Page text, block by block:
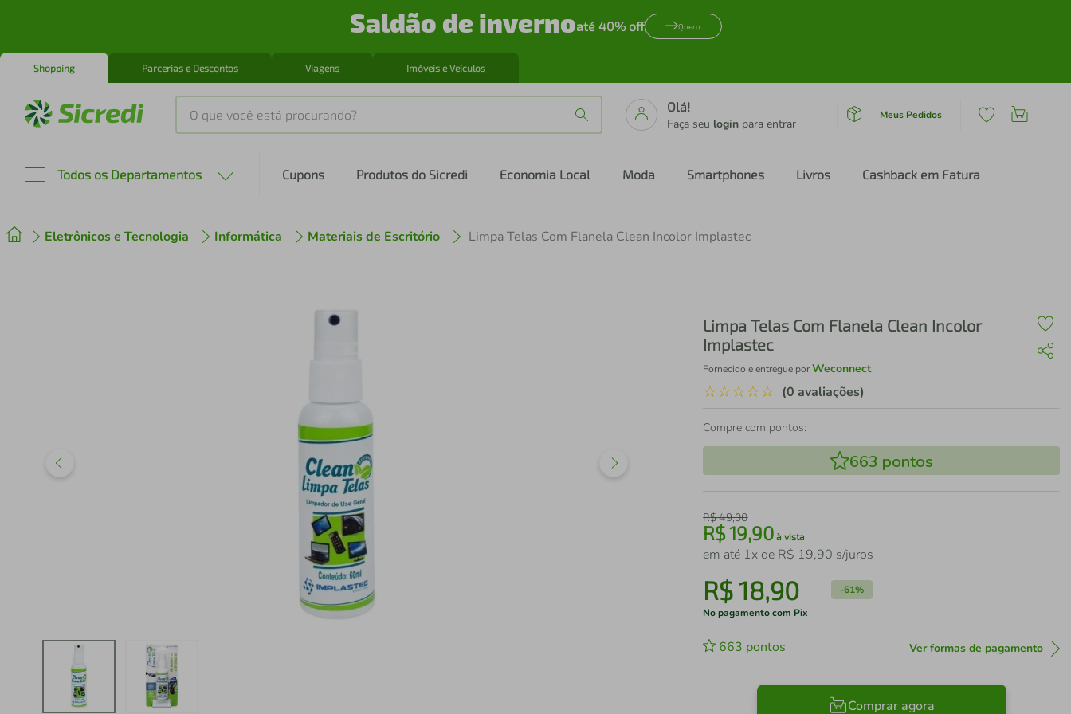
Saldão de invernoaté 40% off Quero
Shopping Parcerias e Descontos Viagens Imóveis e Veículos
O que você está procurando?
Olá!
Faça seu login para entrar
Meus Pedidos
Todos os Departamentos Cupons Produtos do Sicredi Economia Local Moda Smartphones Livros Cashback em Fatura
Eletrônicos e Tecnologia Informática Materiais de Escritório Limpa Telas Com Flanela Clean Incolor Implastec
Limpa Telas Com Flanela Clean Incolor
Implastec
Fornecido e entregue porWeconnect
☆☆☆☆☆ (0 avaliações)
Compre com pontos:
663 pontos
R$49,00
R$19,90 à vista
em até 1x de R$ 19,90 s/juros
R$18,90 -61%
No pagamento com Pix
663 pontos Ver formas de pagamento
Comprar agora
2º cafeteira